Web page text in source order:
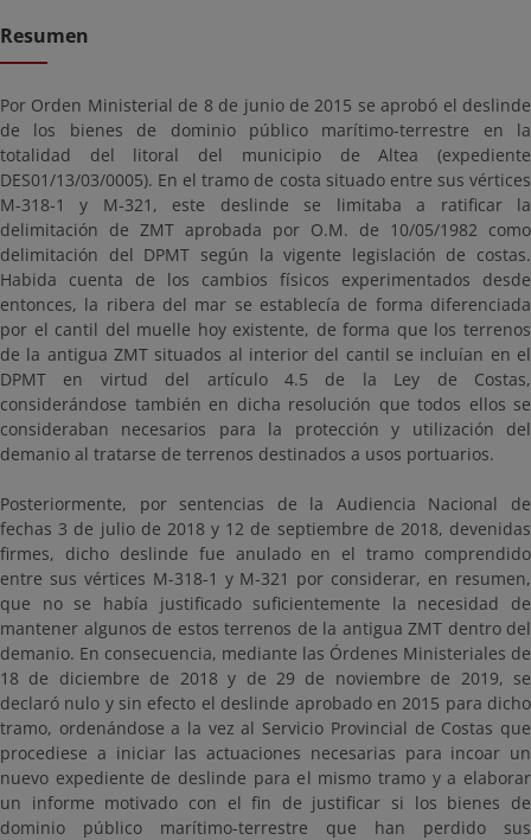
Resumen
Por Orden Ministerial de 8 de junio de 2015 se aprobó el deslinde
de los bienes de dominio público marítimo-terrestre en la
totalidad del litoral del municipio de Altea (expediente
DES01/13/03/0005). En el tramo de costa situado entre sus vértices
M-318-1 y M-321, este deslinde se limitaba a ratificar la
delimitación de ZMT aprobada por O.M. de 10/05/1982 como
delimitación del DPMT según la vigente legislación de costas.
Habida cuenta de los cambios físicos experimentados desde
entonces, la ribera del mar se establecía de forma diferenciada
por el cantil del muelle hoy existente, de forma que los terrenos
de la antigua ZMT situados al interior del cantil se incluían en el
DPMT en virtud del artículo 4.5 de la Ley de Costas,
considerándose también en dicha resolución que todos ellos se
consideraban necesarios para la protección y utilización del
demanio al tratarse de terrenos destinados a usos portuarios.
Posteriormente, por sentencias de la Audiencia Nacional de
fechas 3 de julio de 2018 y 12 de septiembre de 2018, devenidas
firmes, dicho deslinde fue anulado en el tramo comprendido
entre sus vértices M-318-1 y M-321 por considerar, en resumen,
que no se había justificado suficientemente la necesidad de
mantener algunos de estos terrenos de la antigua ZMT dentro del
demanio. En consecuencia, mediante las Órdenes Ministeriales de
18 de diciembre de 2018 y de 29 de noviembre de 2019, se
declaró nulo y sin efecto el deslinde aprobado en 2015 para dicho
tramo, ordenándose a la vez al Servicio Provincial de Costas que
procediese a iniciar las actuaciones necesarias para incoar un
nuevo expediente de deslinde para el mismo tramo y a elaborar
un informe motivado con el fin de justificar si los bienes de
dominio público marítimo-terrestre que han perdido sus